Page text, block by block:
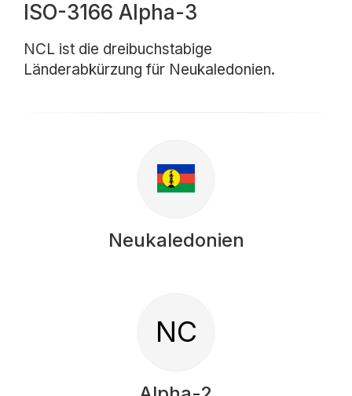
ISO-3166 Alpha-3
NCL ist die dreibuchstabige
Länderabkürzung für Neukaledonien.
Neukaledonien
NC